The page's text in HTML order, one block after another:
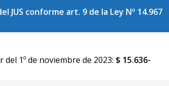
JUS conforme art. 9 de la Ley Nº 14.967
del 1º de noviembre de 2023: $ 15.636-